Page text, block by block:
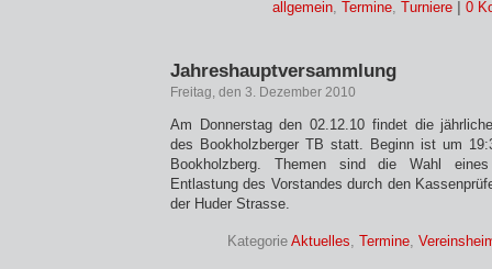
allgemein, Termine, Turniere 0
Jahreshauptversammlung
Freitag, den 3. Dezember 2010
Am Donnerstag den 02.12.10 findet die
des Bookholzberger TB statt. Beginn ist um
Bookholzberg. Themen sind die Wahl
Entlastung des Vorstandes durch den
der Huder Strasse.
Kategorie Aktuelles, Termine,